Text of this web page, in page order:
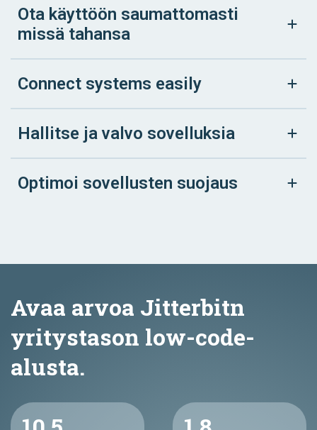
Ota käyttöön saumattomasti
missä tahansa
Connect systems easily
Hallitse ja valvo sovelluksia
Optimoi sovellusten suojaus
Avaa arvoa Jitterbitn
yritystason low-code-
alusta.